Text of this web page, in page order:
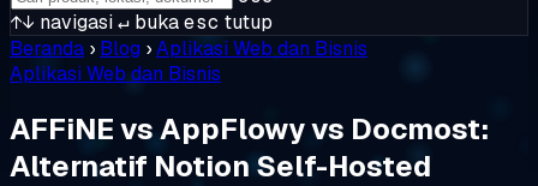
↑↓ navigasi↵ bukaesc tutup
Beranda › Blog ›Aplikasi Web dan Bisnis
Aplikasi Web dan Bisnis
AFFiNE vs AppFlowy vs Docmost:
Alternatif Notion Self-Hosted